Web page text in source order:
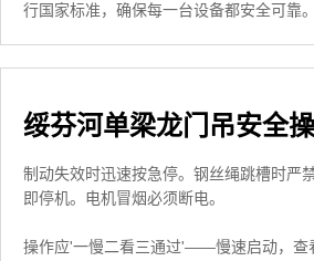
行国家标准，确保每一台设备都安全可靠。
绥芬河单梁龙门吊安全
制动失效时迅速按急停。钢丝绳跳槽时严
即停机。电机冒烟必须断电。
操作应'一慢二看三通过'——慢速启动，查